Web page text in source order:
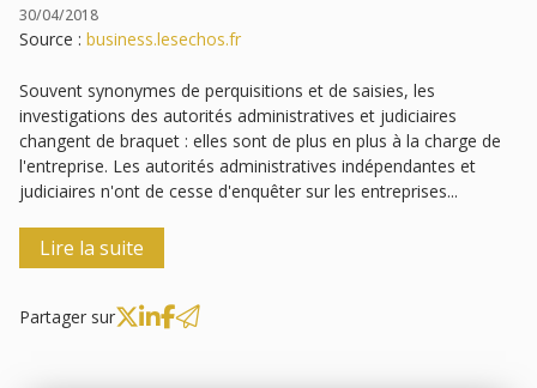
30/04/2018
Source : business.lesechos.fr
Souvent synonymes de perquisitions et de saisies, les
investigations des autorités administratives et judiciaires
changent de braquet : elles sont de plus en plus à la charge de
l'entreprise. Les autorités administratives indépendantes et
judiciaires n'ont de cesse d'enquêter sur les entreprises...
Lire la suite
Partager sur